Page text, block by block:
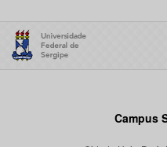
Campus